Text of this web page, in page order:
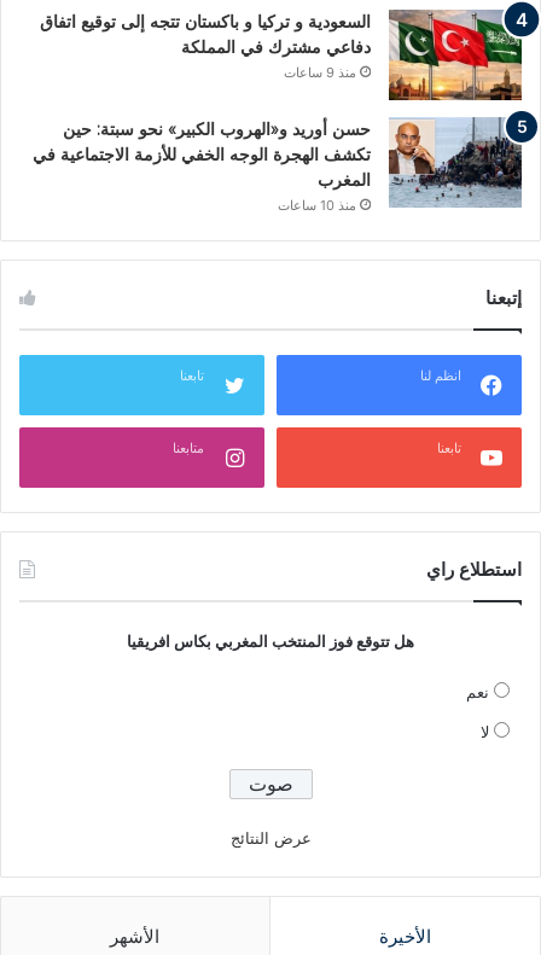
السعودية و تركيا و باكستان تتجه إلى توقيع اتفاق
دفاعي مشترك في المملكة
منذ 9 ساعات
حسن أوريد و«الهروب الكبير» نحو سبتة: حين
تكشف الهجرة الوجه الخفي للأزمة الاجتماعية في
المغرب
منذ 10 ساعات
إتبعنا
انظم لنا تابعنا
تابعنا متابعنا
استطلاع راي
هل تتوقع فوز المنتخب المغربي بكاس افريقيا
نعم
لا
عرض النتائج
الأخيرة الأشهر